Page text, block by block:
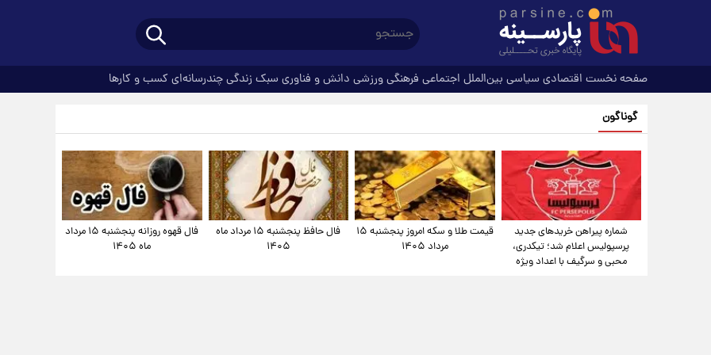
صفحه نخست اقتصادی سیاسی بین‌الملل اجتماعی فرهنگیورزشی دانش و فناوری سبک زندگیچندرسانه‌ای کسب و کارها
گوناگون
شماره پیراهن خریدهای جدید
پرسپولیس اعلام شد؛ تیکدری،
محبی و سرگیف با اعداد ویژه
قیمت طلا و سکه امروز پنجشنبه ۱۵
مرداد ۱۴۰۵
فال حافظ پنجشنبه ۱۵ مرداد ماه
۱۴۰۵
فال قهوه روزانه پنجشنبه ۱۵ مرداد
ماه ۱۴۰۵